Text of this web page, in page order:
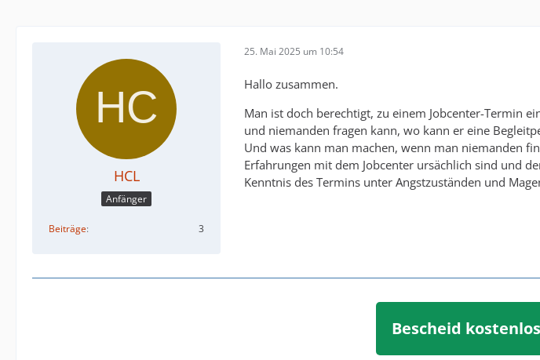
HCL
Anfänger
Beiträge 3
25. Mai 2025 um 10:54
Hallo zusammen.
Man ist doch berechtigt, zu einem Jobcenter-Termin
und niemanden fragen kann, wo kann er eine
Und was kann man machen, wenn man niemanden
Erfahrungen mit dem Jobcenter ursächlich sind und
Kenntnis des Termins unter Angstzuständen und
Bescheid